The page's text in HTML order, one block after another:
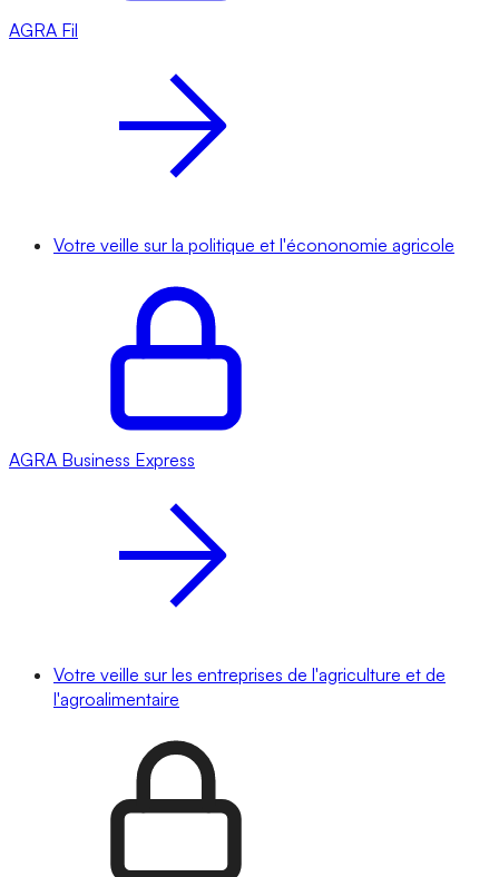
AGRA Fil
Votre veille sur la politique et l'écononomie agricole
AGRA Business Express
Votre veille sur les entreprises de l'agriculture et de
l'agroalimentaire